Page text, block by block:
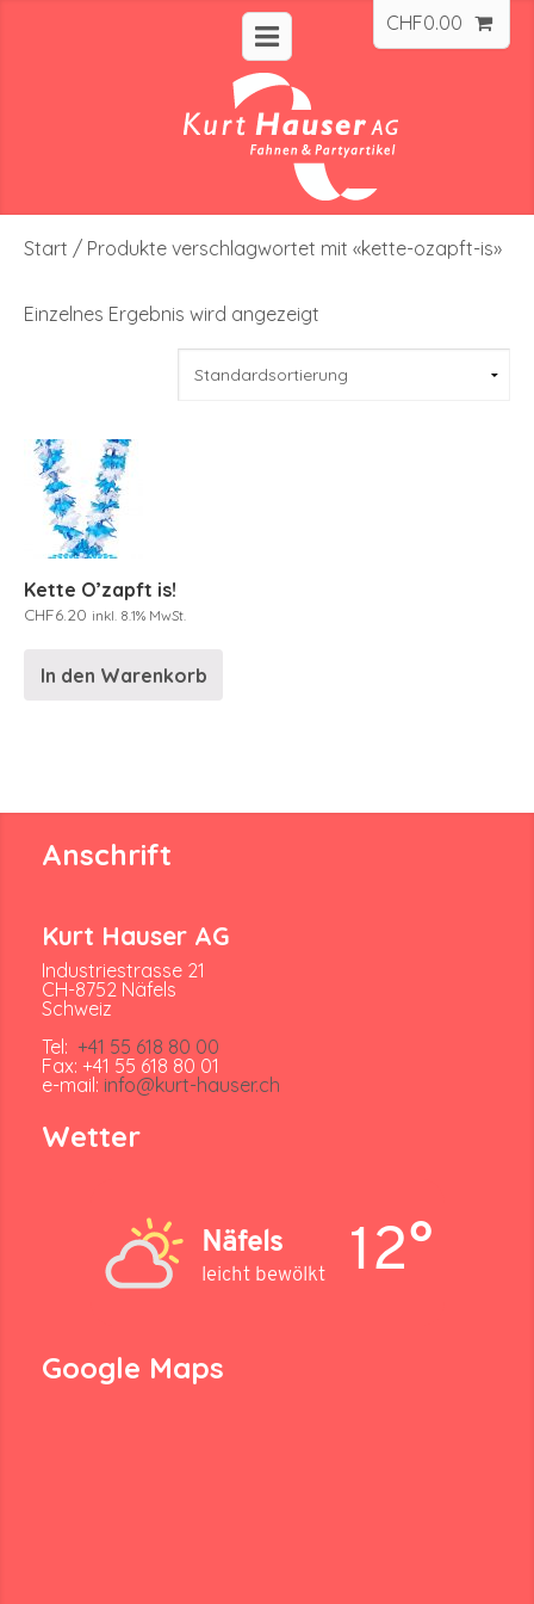
CHF0.00
Start / Produkte verschlagwortet mit «kette-ozapft-is»
Einzelnes Ergebnis wird angezeigt
Kette O’zapft is!
CHF6.20 inkl. 8.1% MwSt.
In den Warenkorb
Anschrift
Kurt Hauser AG
Industriestrasse 21
CH-8752 Näfels
Schweiz
Tel: +41 55 618 80 00
Fax: +41 55 618 80 01
e-mail: info@kurt-hauser.ch
Wetter
Näfels
leicht bewölkt 12°
Google Maps